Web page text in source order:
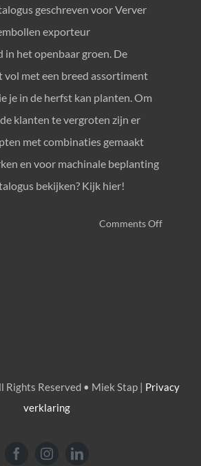
geschreven voor Verver
exporteur
in het openbaar groen. De
vol met een breed assortiment
je in de herfst kan planten. Om
klanten te vergroten zijn er
met combinaties gemaakt
en voor machinale beplanting
bekijken? Kijk hier!
Comments Offon
Reserved • Miek Stap | Privacy
verklaring